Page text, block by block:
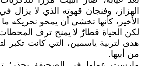
الهزاز، وفنجان قهوته الذي لا يزال
الأخير، كأنها تخشى أن يمحو تحريكه
لكن الحياة قطارٌ لا يمنح ترف
هدى لتربية ياسمين، التي كانت تكبر
من أبيها.